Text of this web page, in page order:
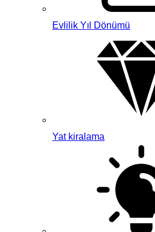
Evlilik Yıl Dönümü
Yat kiralama